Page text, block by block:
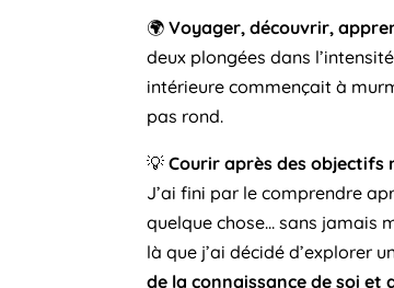
🌍Voyager, découvrir,
deux plongées dans
intérieure commençait à
pas rond.
💡Courir après des objectifs
J’ai fini par le comprendre
quelque chose… sans jamais
là que j’ai décidé d’explorer
de la connaissance de soi et